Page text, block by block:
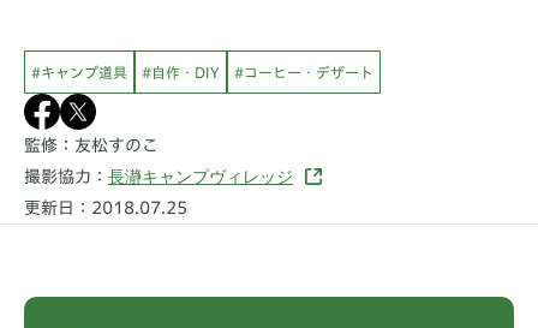
#キャンプ道具 #自作・DIY #コーヒー・デザート
監修：友松すのこ
撮影協力： 長瀞キャンプヴィレッジ
更新日：2018.07.25